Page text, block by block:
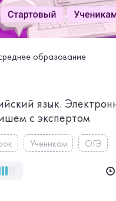
образование
язык.
с экспертом
Ученикам ОГЭ